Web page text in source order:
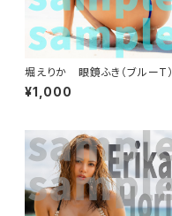
堀えりか 眼鏡ふき（ブルーT）
¥1,000